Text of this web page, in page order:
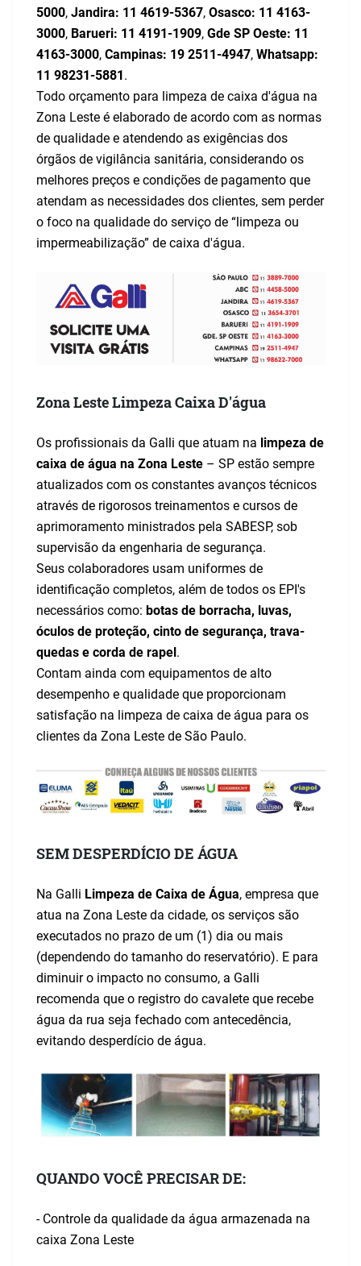
5000, Jandira: 11 4619-5367, Osasco: 11 4163-
3000, Barueri: 11 4191-1909, Gde SP Oeste: 11
4163-3000, Campinas: 19 2511-4947, Whatsapp:
11 98231-5881.
Todo orçamento para limpeza de caixa d'água na
Zona Leste é elaborado de acordo com as normas
de qualidade e atendendo as exigências dos
órgãos de vigilância sanitária, considerando os
melhores preços e condições de pagamento que
atendam as necessidades dos clientes, sem perder
o foco na qualidade do serviço de “limpeza ou
impermeabilização” de caixa d'água.
Zona Leste Limpeza Caixa D'água
Os profissionais da Galli que atuam na limpeza de
caixa de água na Zona Leste – SP estão sempre
atualizados com os constantes avanços técnicos
através de rigorosos treinamentos e cursos de
aprimoramento ministrados pela SABESP, sob
supervisão da engenharia de segurança.
Seus colaboradores usam uniformes de
identificação completos, além de todos os EPI's
necessários como: botas de borracha, luvas,
óculos de proteção, cinto de segurança, trava-
quedas e corda de rapel.
Contam ainda com equipamentos de alto
desempenho e qualidade que proporcionam
satisfação na limpeza de caixa de água para os
clientes da Zona Leste de São Paulo.
SEM DESPERDÍCIO DE ÁGUA
Na Galli Limpeza de Caixa de Água, empresa que
atua na Zona Leste da cidade, os serviços são
executados no prazo de um (1) dia ou mais
(dependendo do tamanho do reservatório). E para
diminuir o impacto no consumo, a Galli
recomenda que o registro do cavalete que recebe
água da rua seja fechado com antecedência,
evitando desperdício de água.
QUANDO VOCÊ PRECISAR DE:
- Controle da qualidade da água armazenada na
caixa Zona Leste